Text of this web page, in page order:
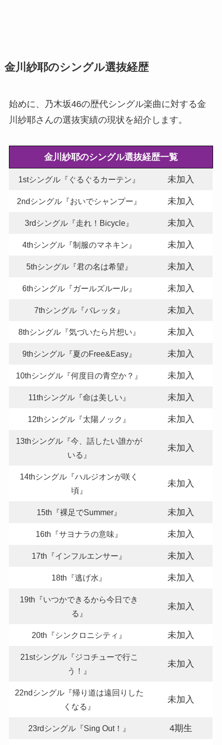
金川紗耶のシングル選抜経歴
始めに、乃木坂46の歴代シングル楽曲に対する金
川紗耶さんの選抜実績の現状を紹介します。
金川紗耶のシングル選抜経歴一覧
1stシングル『ぐるぐるカーテン』 未加入
2ndシングル『おいでシャンプー』 未加入
3rdシングル『走れ！Bicycle』 未加入
4thシングル『制服のマネキン』 未加入
5thシングル『君の名は希望』 未加入
6thシングル『ガールズルール』 未加入
7thシングル『バレッタ』 未加入
8thシングル『気づいたら片想い』 未加入
9thシングル『夏のFree&Easy』 未加入
10thシングル『何度目の青空か？』 未加入
11thシングル『命は美しい』 未加入
12thシングル『太陽ノック』 未加入
13thシングル『今、話したい誰かが
いる』
未加入
14thシングル『ハルジオンが咲く
頃』
未加入
15th『裸足でSummer』 未加入
16th『サヨナラの意味』 未加入
17th『インフルエンサー』 未加入
18th『逃げ水』 未加入
19th『いつかできるから今日でき
る』
未加入
20th『シンクロニシティ』 未加入
21stシングル『ジコチューで行こ
う！』
未加入
22ndシングル『帰り道は遠回りした
くなる』
未加入
23rdシングル『Sing Out！』 4期生